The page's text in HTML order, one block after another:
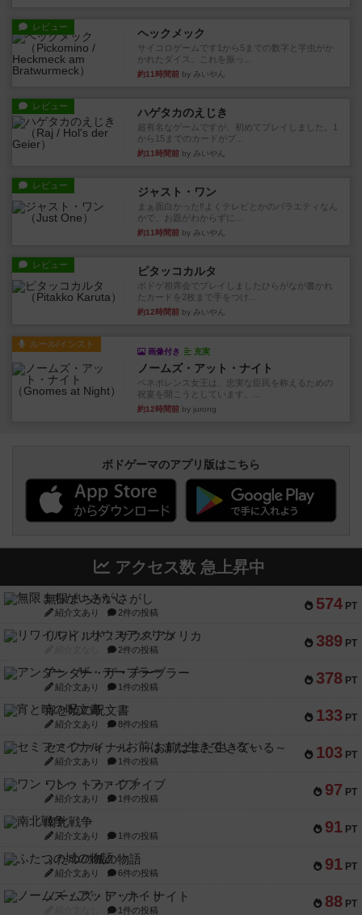
レビュー ヘックメック
サイコロゲームです1から5までの数字と芋虫がか
かれたダイス。これを振っ...
約11時間前 by みいやん
レビュー ハゲタカのえじき
超有名なゲームですが、初めてプレイしました。1
から15までのカードがプ...
約11時間前 by みいやん
レビュー ジャスト・ワン
まぁ面白かった‼️よくテレビとかのバラエティなん
かで、お題がわからずに...
約11時間前 by みいやん
レビュー ピタッコカルタ
ボドゲ相席会でプレイしましたひらがなが書かれ
たカードを2枚まで手をつけ...
約12時間前 by みいやん
ルール/インスト
画像付き 充実
ノームズ・アット・ナイト
ベネボレンス女王は、忠実な臣民を称えるための
祝宴を開こうとしています。...
約12時間前 by jurong
ボドゲーマのアプリ版はこちら
アクセス数 急上昇中
574 PT
無限まちがいさがし
紹介文あり 2件の投稿
389 PT
リワイルド：サウスアメリカ
2件の投稿
378 PT
アンダー・ザ・テーブラー
紹介文あり 1件の投稿
133 PT
宵と暁の呪文書
紹介文あり 8件の投稿
103 PT
セミファイナル ～お前はまだ生きている～
紹介文あり 1件の投稿
97 PT
ワン・トゥ・ファイブ
紹介文あり 1件の投稿
91 PT
南北戦争
紹介文あり 1件の投稿
91 PT
ふたつの城の物語
紹介文あり 6件の投稿
88 PT
ノームズ・アット・ナイト
1件の投稿